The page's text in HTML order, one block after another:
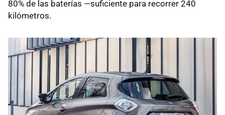
80% de las baterías —suficiente para recorrer 240
kilómetros.